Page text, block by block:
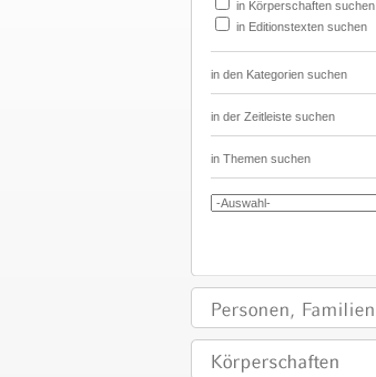
in Körperschaften suchen
in Editionstexten suchen
in den Kategorien suchen
in der Zeitleiste suchen
in Themen suchen